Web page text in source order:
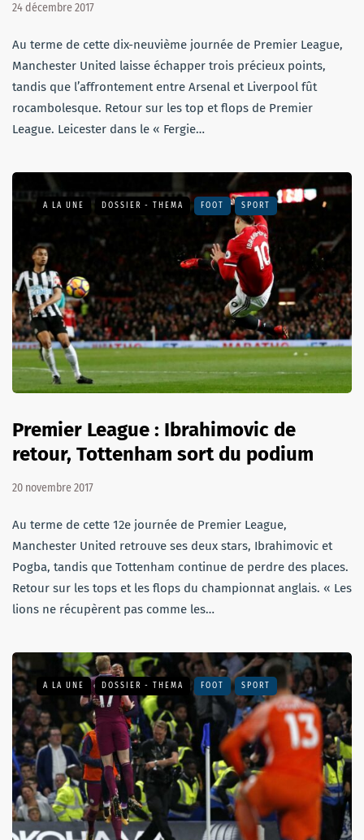
24 décembre 2017
Au terme de cette dix-neuvième journée de Premier League,
Manchester United laisse échapper trois précieux points,
tandis que l’affrontement entre Arsenal et Liverpool fût
rocambolesque. Retour sur les top et flops de Premier
League. Leicester dans le « Fergie…
A LA UNE DOSSIER - THEMA FOOT SPORT
Premier League : Ibrahimovic de
retour, Tottenham sort du podium
20 novembre 2017
Au terme de cette 12e journée de Premier League,
Manchester United retrouve ses deux stars, Ibrahimovic et
Pogba, tandis que Tottenham continue de perdre des places.
Retour sur les tops et les flops du championnat anglais. « Les
lions ne récupèrent pas comme les…
A LA UNE DOSSIER - THEMA FOOT SPORT